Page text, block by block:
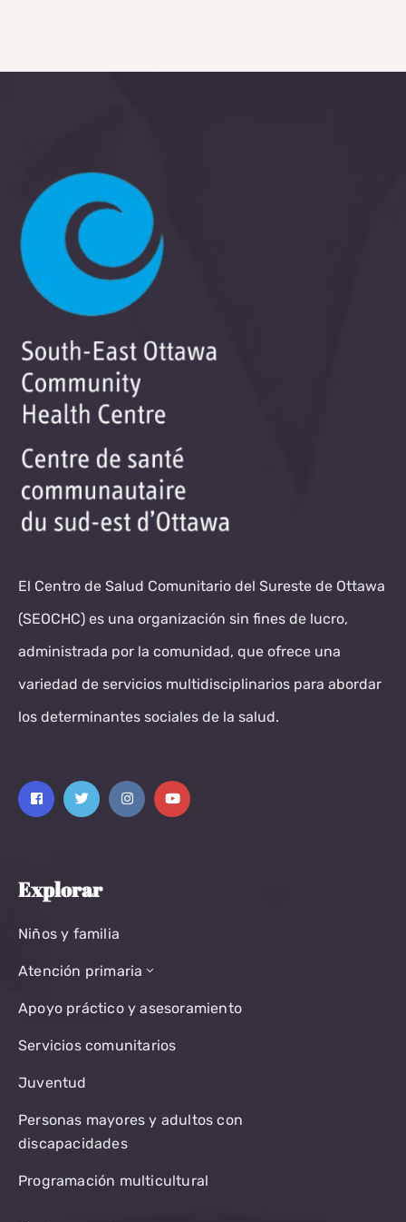
El Centro de Salud Comunitario del Sureste de Ottawa
(SEOCHC) es una organización sin fines de lucro,
administrada por la comunidad, que ofrece una
variedad de servicios multidisciplinarios para abordar
los determinantes sociales de la salud.
Explorar
Niños y familia
Atención primaria
Apoyo práctico y asesoramiento
Servicios comunitarios
Juventud
Personas mayores y adultos con
discapacidades
Programación multicultural